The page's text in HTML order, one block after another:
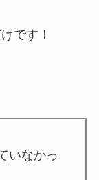
です！
いなかっ